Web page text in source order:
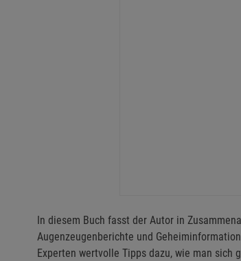
In diesem Buch fasst der Autor in
Augenzeugenberichte und
Experten wertvolle Tipps dazu, wie man sich